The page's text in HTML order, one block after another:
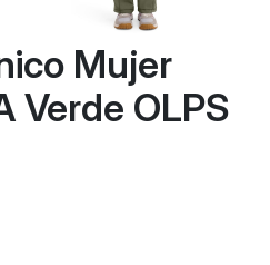
Mujer
Verde OLPS